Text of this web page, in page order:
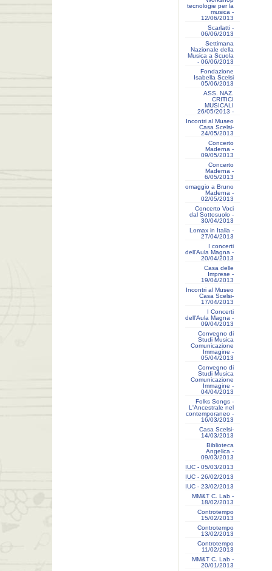
tecnologie per la
musica -
12/06/2013
Scarlatti -
06/06/2013
Settimana
Nazionale della
Musica a Scuola
- 06/06/2013
Fondazione
Isabella Scelsi
05/06/2013
ASS. NAZ.
CRITICI
MUSICALI
26/05/2013 -
Incontri al Museo
Casa Scelsi-
24/05/2013
Concerto
Maderna -
09/05/2013
Concerto
Maderna -
6/05/2013
omaggio a Bruno
Maderna -
02/05/2013
Concerto Voci
dal Sottosuolo -
30/04/2013
Lomax in Italia -
27/04/2013
I concerti
dell'Aula Magna -
20/04/2013
Casa delle
Imprese -
19/04/2013
Incontri al Museo
Casa Scelsi-
17/04/2013
I Concerti
dell'Aula Magna -
09/04/2013
Convegno di
Studi Musica
Comunicazione
Immagine -
05/04/2013
Convegno di
Studi Musica
Comunicazione
Immagine -
04/04/2013
Folks Songs -
L'Ancestrale nel
contemporaneo -
16/03/2013
Casa Scelsi-
14/03/2013
Biblioteca
Angelica -
09/03/2013
IUC - 05/03/2013
IUC - 26/02/2013
IUC - 23/02/2013
MM&T C. Lab -
18/02/2013
Controtempo
15/02/2013
Controtempo
13/02/2013
Controtempo
11/02/2013
MM&T C. Lab -
20/01/2013